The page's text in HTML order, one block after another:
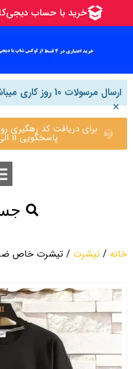
ارسال مرسولات 10 روز کاری میباشد
×
برای دریافت کد رهگیری
پاسخگویی 11 الی 19)09365755921
خانه / تیشرت / تیشرت خاص